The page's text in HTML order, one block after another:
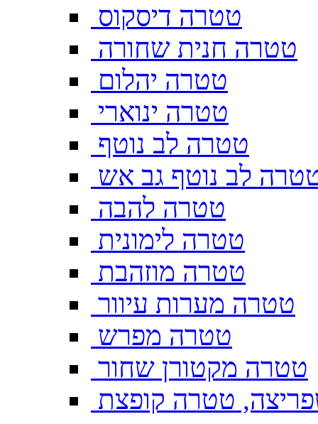
טטרה דיסקוס
טטרה חנית שחורה
טטרה יהלום
טטרה ינוארי
טטרה לב נוטף
לב נוטף גב אש
טטרה להבה
טטרה לימונית
טטרה מוזהבת
טטרה מערות עיוור
טטרה מפרש
טטרה מקטורן שחור
טטרה קופצת